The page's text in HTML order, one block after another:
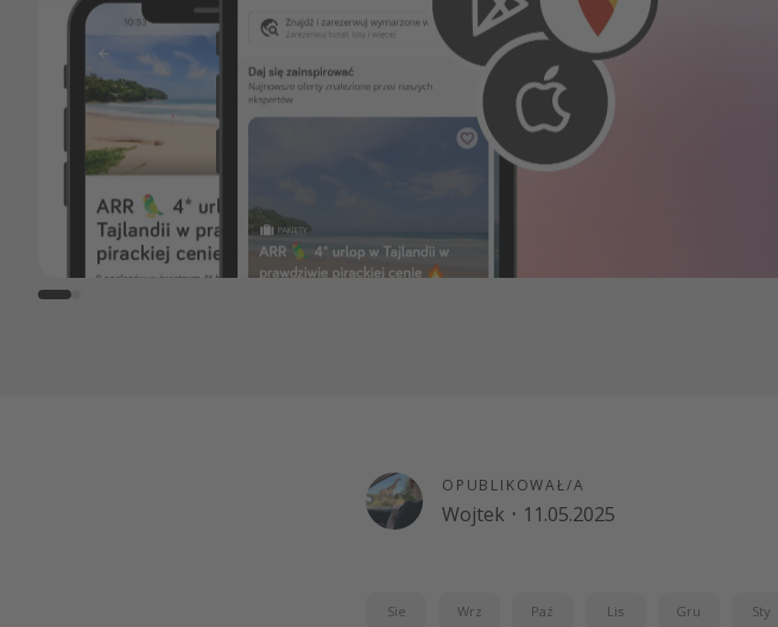
OPUBLIKOWAŁ/A
Wojtek · 11.05.2025
Sie Wrz Paź Lis Gru Sty